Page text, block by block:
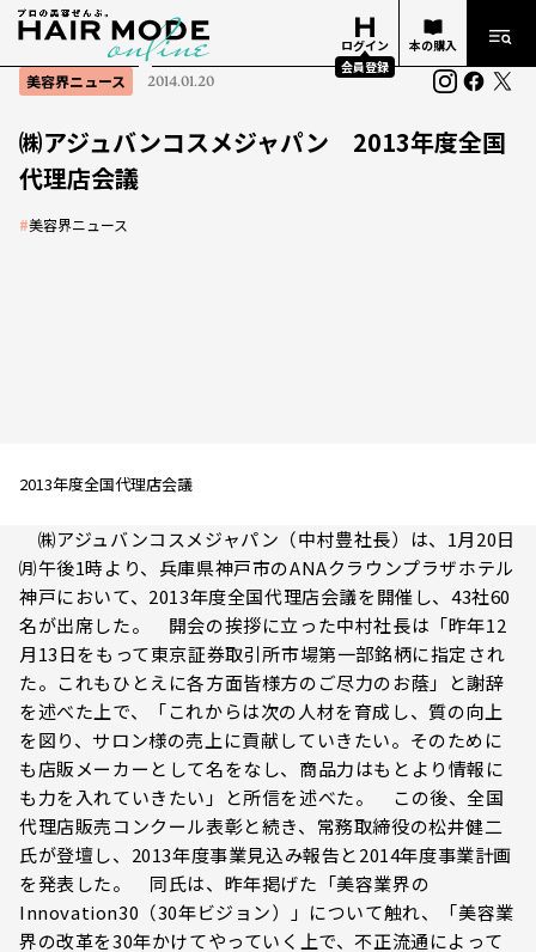
ログイン
会員登録
本の購入
美容界ニュース 2014.01.20
㈱アジュバンコスメジャパン 2013年度全国
代理店会議
#美容界ニュース
2013年度全国代理店会議
㈱アジュバンコスメジャパン（中村豊社長）は、1月20日
㈪午後1時より、兵庫県神戸市のANAクラウンプラザホテル
神戸において、2013年度全国代理店会議を開催し、43社60
名が出席した。 開会の挨拶に立った中村社長は「昨年12
月13日をもって東京証券取引所市場第一部銘柄に指定され
た。これもひとえに各方面皆様方のご尽力のお蔭」と謝辞
を述べた上で、「これからは次の人材を育成し、質の向上
を図り、サロン様の売上に貢献していきたい。そのために
も店販メーカーとして名をなし、商品力はもとより情報に
も力を入れていきたい」と所信を述べた。 この後、全国
代理店販売コンクール表彰と続き、常務取締役の松井健二
氏が登壇し、2013年度事業見込み報告と2014年度事業計画
を発表した。 同氏は、昨年掲げた「美容業界の
Innovation30（30年ビジョン）」について触れ、「美容業
界の改革を30年かけてやっていく上で、不正流通によって